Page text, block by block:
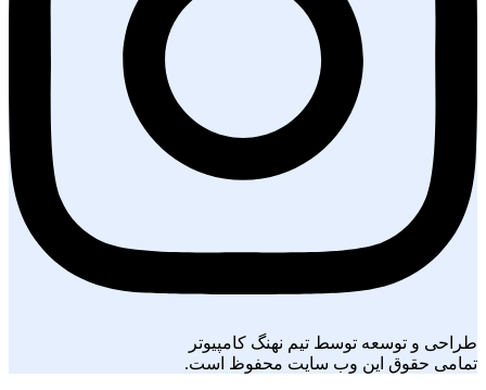
طراحی و توسعه توسط تیم نهنگ کامپیوتر
تمامی حقوق این وب سایت محفوظ است.